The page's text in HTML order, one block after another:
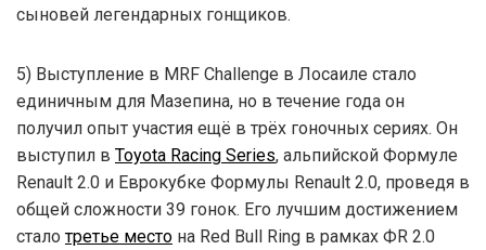
сыновей легендарных гонщиков.
5) Выступление в MRF Challenge в Лосаиле стало
единичным для Мазепина, но в течение года он
получил опыт участия ещё в трёх гоночных сериях. Он
выступил в Toyota Racing Series, альпийской Формуле
Renault 2.0 и Еврокубке Формулы Renault 2.0, проведя в
общей сложности 39 гонок. Его лучшим достижением
сталотретье место на Red Bull Ring в рамках ФR 2.0